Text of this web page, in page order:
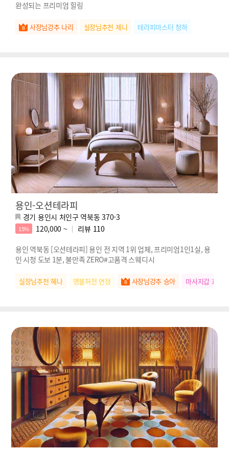
완성되는 프리미엄 힐링
사장님강추 나리 실장님추천 제니 테라피마스터 청하
용인-오션테라피
경기 용인시 처인구 역북동 370-3
15% 120,000 ~ 리뷰 110
용인 역북동 [오션테라피] 용인 전 지역 1위 업체, 프리미엄1인1실, 용
인 시청 도보 1분, 불만족 ZERO#고품격 스웨디시
실장님추천 혜나 명불허전 연정 사장님강추 승아 마사지갑 효리